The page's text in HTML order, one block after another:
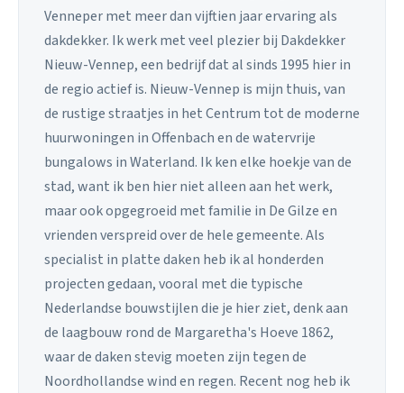
Venneper met meer dan vijftien jaar ervaring als
dakdekker. Ik werk met veel plezier bij Dakdekker
Nieuw-Vennep, een bedrijf dat al sinds 1995 hier in
de regio actief is. Nieuw-Vennep is mijn thuis, van
de rustige straatjes in het Centrum tot de moderne
huurwoningen in Offenbach en de watervrije
bungalows in Waterland. Ik ken elke hoekje van de
stad, want ik ben hier niet alleen aan het werk,
maar ook opgegroeid met familie in De Gilze en
vrienden verspreid over de hele gemeente. Als
specialist in platte daken heb ik al honderden
projecten gedaan, vooral met die typische
Nederlandse bouwstijlen die je hier ziet, denk aan
de laagbouw rond de Margaretha's Hoeve 1862,
waar de daken stevig moeten zijn tegen de
Noordhollandse wind en regen. Recent nog heb ik